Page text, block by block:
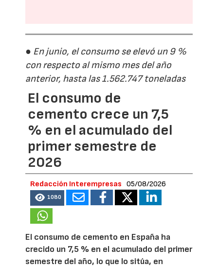
● En junio, el consumo se elevó un 9 %
con respecto al mismo mes del año
anterior, hasta las 1.562.747 toneladas
El consumo de
cemento crece un 7,5
% en el acumulado del
primer semestre de
2026
Redacción Interempresas 05/08/2026
1080
El consumo de cemento en España ha
crecido un 7,5 % en el acumulado del primer
semestre del año, lo que lo sitúa, en